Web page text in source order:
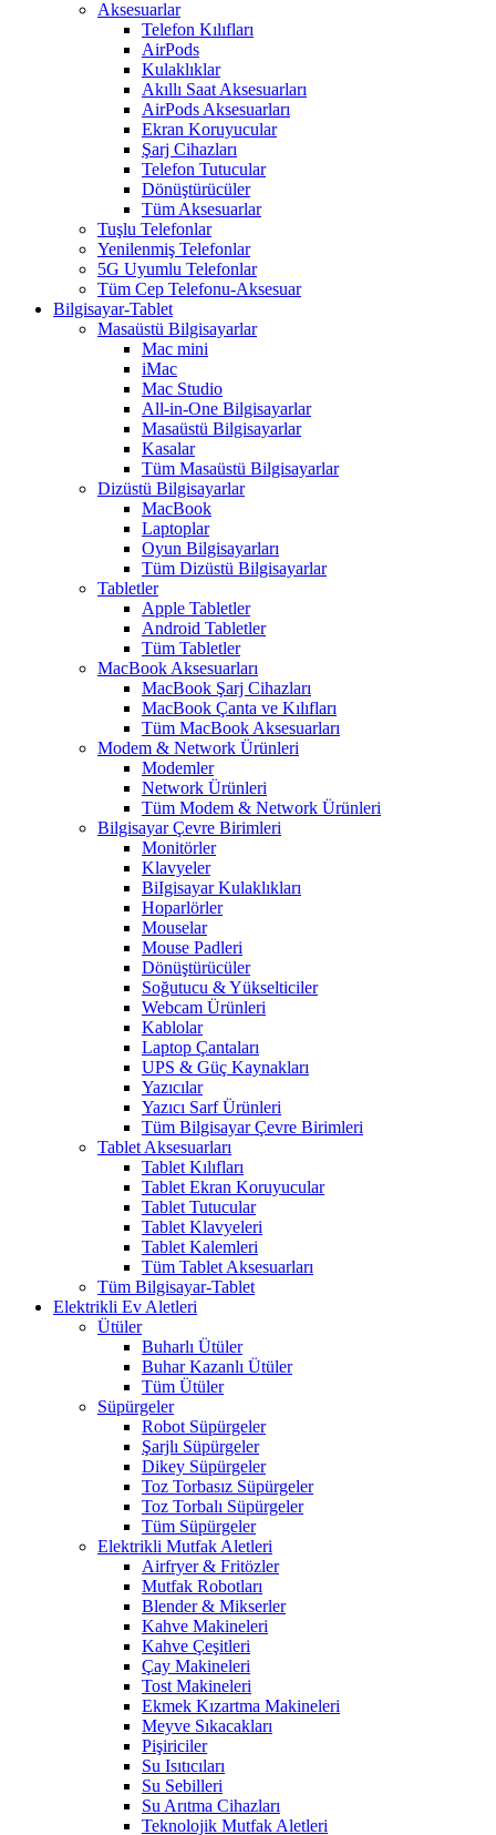
Aksesuarlar
Telefon Kılıfları
AirPods
Kulaklıklar
Akıllı Saat Aksesuarları
AirPods Aksesuarları
Ekran Koruyucular
Şarj Cihazları
Telefon Tutucular
Dönüştürücüler
Tüm Aksesuarlar
Tuşlu Telefonlar
Yenilenmiş Telefonlar
5G Uyumlu Telefonlar
Tüm Cep Telefonu-Aksesuar
Bilgisayar-Tablet
Masaüstü Bilgisayarlar
Mac mini
iMac
Mac Studio
All-in-One Bilgisayarlar
Masaüstü Bilgisayarlar
Kasalar
Tüm Masaüstü Bilgisayarlar
Dizüstü Bilgisayarlar
MacBook
Laptoplar
Oyun Bilgisayarları
Tüm Dizüstü Bilgisayarlar
Tabletler
Apple Tabletler
Android Tabletler
Tüm Tabletler
MacBook Aksesuarları
MacBook Şarj Cihazları
MacBook Çanta ve Kılıfları
Tüm MacBook Aksesuarları
Modem & Network Ürünleri
Modemler
Network Ürünleri
Tüm Modem & Network Ürünleri
Bilgisayar Çevre Birimleri
Monitörler
Klavyeler
BiIgisayar Kulaklıkları
Hoparlörler
Mouselar
Mouse Padleri
Dönüştürücüler
Soğutucu & Yükselticiler
Webcam Ürünleri
Kablolar
Laptop Çantaları
UPS & Güç Kaynakları
Yazıcılar
Yazıcı Sarf Ürünleri
Tüm Bilgisayar Çevre Birimleri
Tablet Aksesuarları
Tablet Kılıfları
Tablet Ekran Koruyucular
Tablet Tutucular
Tablet Klavyeleri
Tablet Kalemleri
Tüm Tablet Aksesuarları
Tüm Bilgisayar-Tablet
Elektrikli Ev Aletleri
Ütüler
Buharlı Ütüler
Buhar Kazanlı Ütüler
Tüm Ütüler
Süpürgeler
Robot Süpürgeler
Şarjlı Süpürgeler
Dikey Süpürgeler
Toz Torbasız Süpürgeler
Toz Torbalı Süpürgeler
Tüm Süpürgeler
Elektrikli Mutfak Aletleri
Airfryer & Fritözler
Mutfak Robotları
Blender & Mikserler
Kahve Makineleri
Kahve Çeşitleri
Çay Makineleri
Tost Makineleri
Ekmek Kızartma Makineleri
Meyve Sıkacakları
Pişiriciler
Su Isıtıcıları
Su Sebilleri
Su Arıtma Cihazları
Teknolojik Mutfak Aletleri